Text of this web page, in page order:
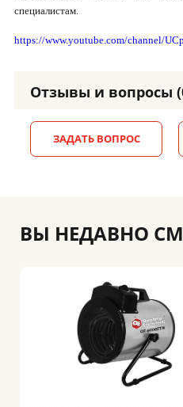
специалистам.
https://www.youtube.com/channel/
Отзывы и вопросы
ЗАДАТЬ ВОПРОС
ВЫ НЕДАВНО